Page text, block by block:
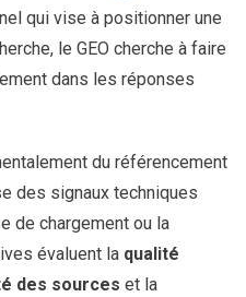
qui vise à positionner une
le GEO cherche à faire
dans les réponses
du référencement
des signaux techniques
de chargement ou la
évaluent la qualité
des sources et la